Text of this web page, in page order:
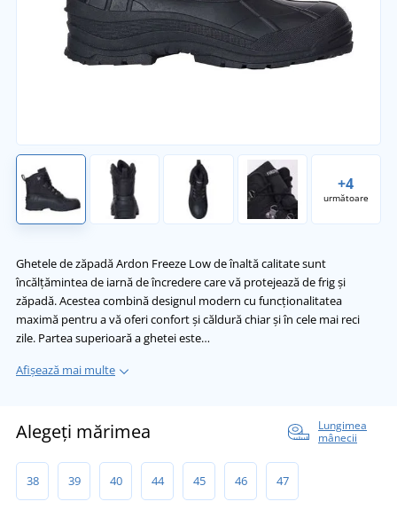
+4
următoare
Ghetele de zăpadă Ardon Freeze Low de înaltă calitate sunt
încălțămintea de iarnă de încredere care vă protejează de frig și
zăpadă. Acestea combină designul modern cu funcționalitatea
maximă pentru a vă oferi confort și căldură chiar și în cele mai reci
zile. Partea superioară a ghetei este…
Afișează mai multe
Alegeți mărimea
Lungimea
mânecii
38 39 40 44 45 46 47